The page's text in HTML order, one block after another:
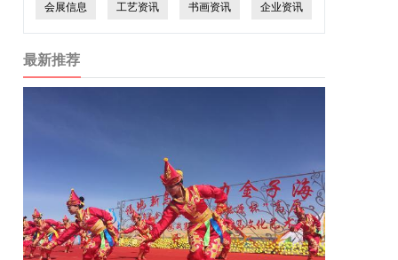
会展信息 工艺资讯 书画资讯 企业资讯
最新推荐